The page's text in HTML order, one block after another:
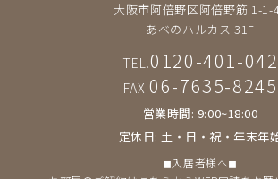
大阪市阿倍野区阿倍野筋 1-1-
あべのハルカス 31F
TEL.0120-401-042
FAX.06-7635-8245
営業時間: 9:00~18:00
定休日: 土・日・祝・年末年
◼︎入居者様へ◼︎